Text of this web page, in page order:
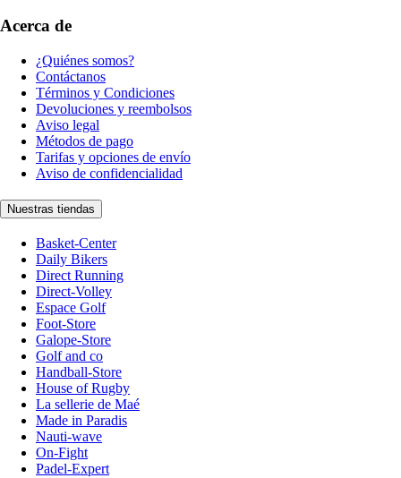
Acerca de
¿Quiénes somos?
Contáctanos
Términos y Condiciones
Devoluciones y reembolsos
Aviso legal
Métodos de pago
Tarifas y opciones de envío
Aviso de confidencialidad
Nuestras tiendas
Basket-Center
Daily Bikers
Direct Running
Direct-Volley
Espace Golf
Foot-Store
Galope-Store
Golf and co
Handball-Store
House of Rugby
La sellerie de Maé
Made in Paradis
Nauti-wave
On-Fight
Padel-Expert